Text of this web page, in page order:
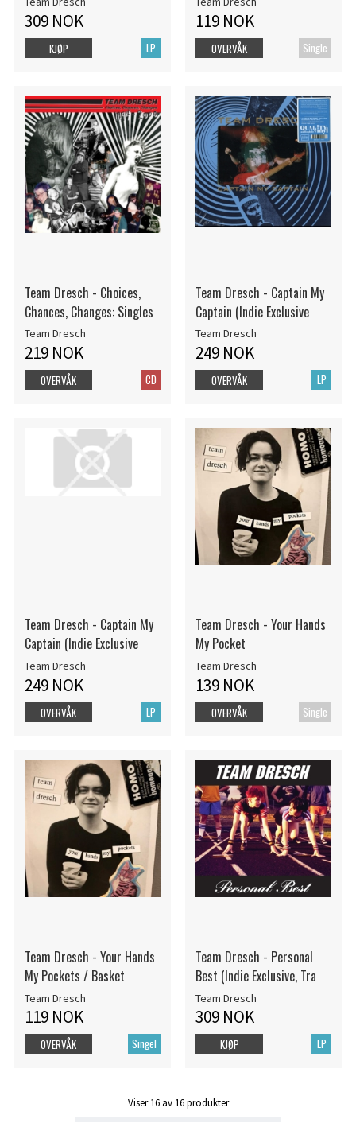
309 NOK
LP
KJØP
119 NOK
Single
OVERVÅK
Team Dresch - Choices,
Chances, Changes: Singles
Team Dresch
219 NOK
CD
OVERVÅK
Team Dresch - Captain My
Captain (Indie Exclusive
Team Dresch
249 NOK
LP
OVERVÅK
Team Dresch - Captain My
Captain (Indie Exclusive
Team Dresch
249 NOK
LP
OVERVÅK
Team Dresch - Your Hands
My Pocket
Team Dresch
139 NOK
Single
OVERVÅK
Team Dresch - Your Hands
My Pockets / Basket
Team Dresch
119 NOK
Singel
OVERVÅK
Team Dresch - Personal
Best (Indie Exclusive, Tra
Team Dresch
309 NOK
LP
KJØP
Viser16av 16produkter